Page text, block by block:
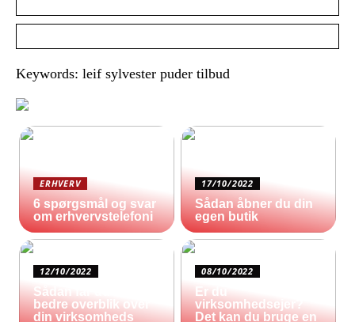
Keywords: leif sylvester puder tilbud
ERHVERV
6 spørgsmål og svar
om erhvervstelefoni
17/10/2022
Sådan åbner du din
egen butik
12/10/2022
Sådan får du et
bedre overblik over
din virksomheds
08/10/2022
Er du
virksomhedsejer?
Det kan du bruge en